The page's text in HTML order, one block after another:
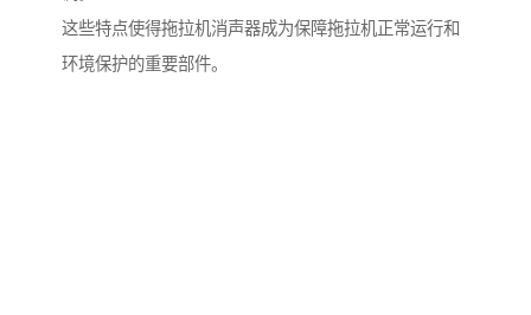
这些特点使得拖拉机消声器成为保障拖拉机正常运行和
环境保护的重要部件。